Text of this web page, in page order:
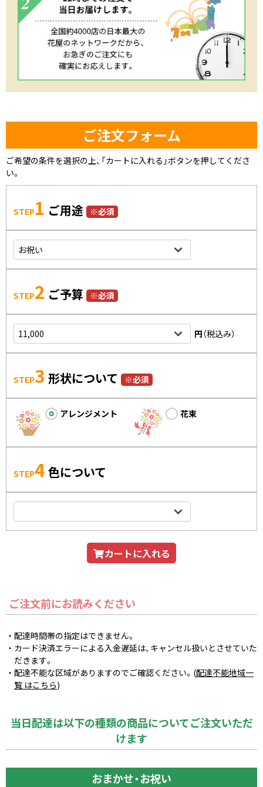
ご注文フォーム
ご希望の条件を選択の上、「カートに入れる」ボタンを押してくださ
い。
STEP1 ご用途 ※必須
STEP2 ご予算 ※必須
円（税込み）
STEP3 形状について ※必須
アレンジメント 花束
STEP4 色について
カートに入れる
ご注文前にお読みください
配達時間帯の指定はできません。
カード決済エラーによる入金遅延は、キャンセル扱いとさせていた
だきます。
配達不能な区域がありますのでご確認ください。(配達不能地域一
覧 はこちら)
当日配達は以下の種類の商品についてご注文いただ
けます
おまかせ・お祝い